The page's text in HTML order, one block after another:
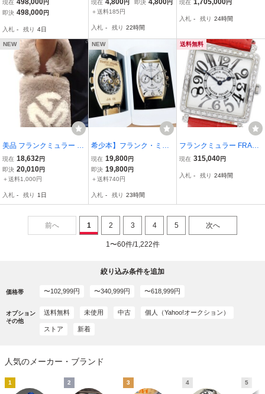
クエア アフターダイヤ 腕
オーツ シルバー文字盤
【R143026002】中古
現在 498,000円
即決 498,000円
入札 - 残り 4日
正付属品 ギャランティ
現在 4,800円 即決 4,800円
＋送料185円
入札 - 残り 22時間
m アフターダイヤ YG/革
動巻 メンズ 70225-2
現在 1,705,000円
入札 - 残り 24時間
NEW
美品 フランクミュラー ム
ートンファー プティ・サ
ック ハンドバッグ ミニ
トートバッグ グレー ポー
現在 18,632 円
即決 20,010円
＋送料1,000円
入札 - 残り 1日
NEW
希少本】フランク・ミュ
ラーの全軌跡本人インタ
ビュー工房写真年表Ref.
他トノウ・カーべックス
ランドトゥールビヨン
現在 19,800円
即決 19,800円
＋送料740円
入札 - 残り 23時間
送料無料
フランクミュラー FRAN
CK MULLER 6002LQZV
G アフターダイヤ クォー
現在 315,040円
入札 - 残り 24時間
前へ 1 2 3 4 5 次へ
1〜60件/1,222件
絞り込み条件を追加
価格帯 〜102,999円 〜340,999円 〜618,999円
オプション
その他
送料無料 未使用 中古 個人（Yahoo!オークション）
ストア 新着
人気のメーカー・ブランド
1 2 3 4 5